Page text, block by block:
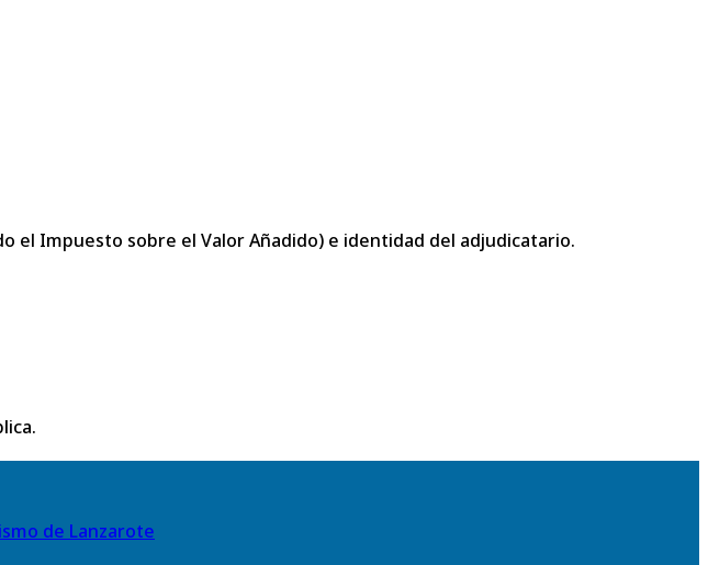
el Impuesto sobre el Valor Añadido) e identidad del adjudicatario.
de Lanzarote